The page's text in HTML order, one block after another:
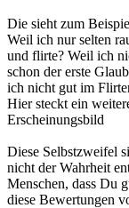
Die sieht zum
Weil ich nur selten
und flirte? Weil ich
schon der erste
ich nicht gut im
Hier steckt ein
Erscheinungsbild
Diese Selbstzweifel
nicht der Wahrheit
Menschen, dass Du
diese Bewertungen